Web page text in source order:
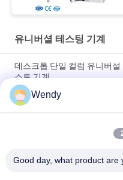
유니버셜 테스팅 기계
데스크톱 단일 컬럼 유니버
스트 기계
더미 잡아당김 시험 보편적인
험기
Dual Column Universal
Wendy
Good day, what product are